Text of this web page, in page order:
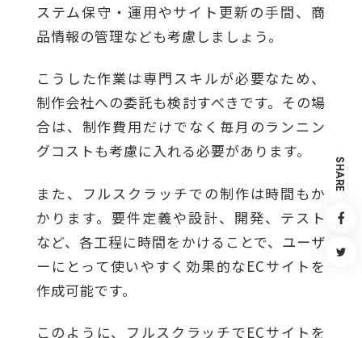
ステム保守・運用やサイト更新の手間、商
品情報の管理なども考慮しましょう。
こうした作業は専門スキルが必要なため、
制作会社への委託も検討すべきです。その場
合は、制作費用だけでなく毎月のランニン
グコストも考慮に入れる必要があります。
また、フルスクラッチでの制作は時間もか
かります。要件定義や設計、開発、テスト
など、各工程に時間をかけることで、ユーザ
ーにとって使いやすく効果的なECサイトを
作成可能です。
このように、フルスクラッチでECサイトを
S
H
A
R
E